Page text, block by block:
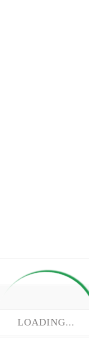
LOADING...